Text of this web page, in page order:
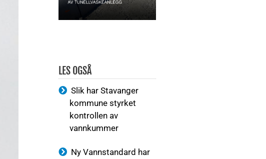
LES OGSÅ
Slik har Stavanger
kommune styrket
kontrollen av
vannkummer
Ny Vannstandard har